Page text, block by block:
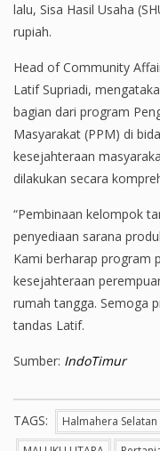
lalu, Sisa Hasil Usaha
rupiah.
Head of Community
Latif Supriadi,
bagian dari program
Masyarakat (PPM) di
kesejahteraan
dilakukan secara
“Pembinaan kelompok
penyediaan sarana
Kami berharap program
kesejahteraan
rumah tangga. Semoga
tandas Latif.
Sumber: IndoTimur
TAGS: Halmahera Selatan